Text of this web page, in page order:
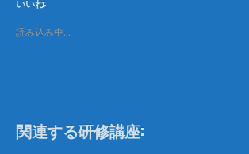
w
t
t
い
ウ
ク
し
て
いいね:
読み込み中…
関連する研修講座: